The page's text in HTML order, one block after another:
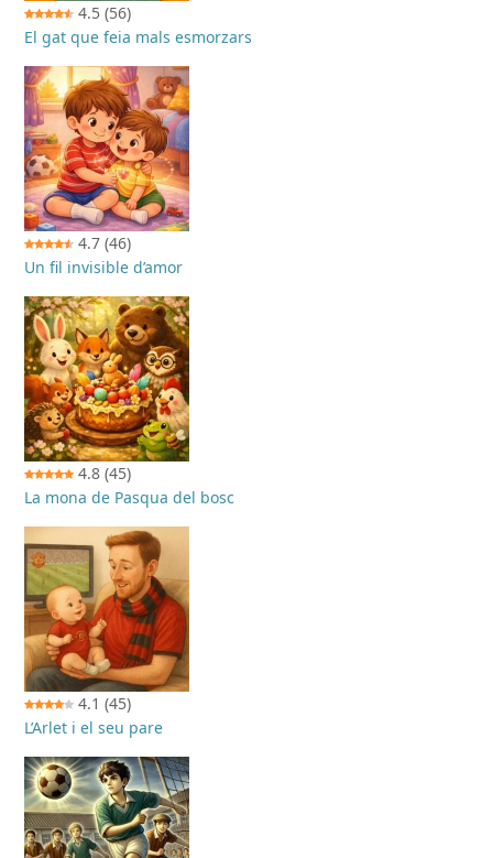
4.5 (56)
El gat que feia mals esmorzars
4.7 (46)
Un fil invisible d’amor
4.8 (45)
La mona de Pasqua del bosc
4.1 (45)
L’Arlet i el seu pare